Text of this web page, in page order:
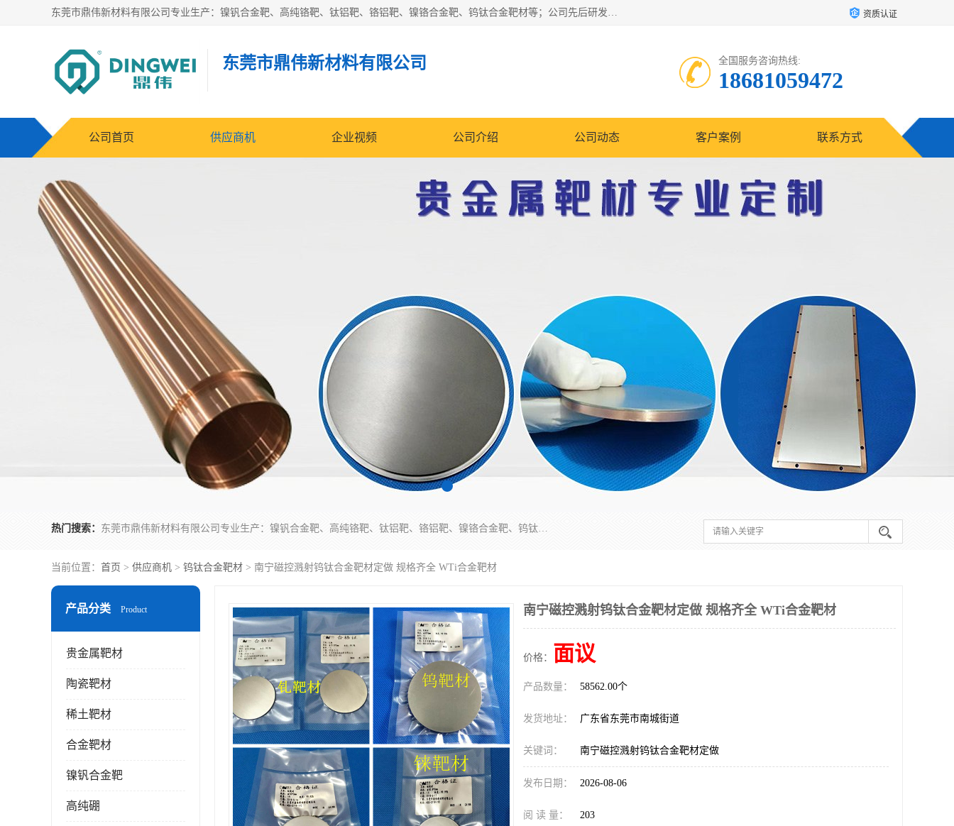
东莞市鼎伟新材料有限公司专业生产：镍钒合金靶、高纯铬靶、钛铝靶、铬铝靶、镍铬合金靶、钨钛合金靶材等；公司先后研发的蒸发材料、溅射靶材系列产品广泛应用到国内外众多知名电子、太阳能企业当中，以较高的性价比，成功发替代了国外进口产品，颇受用户好评。 资质认证
东莞市鼎伟新材料有限公司 全国服务咨询热线:
18681059472
公司首页 供应商机 企业视频 公司介绍 公司动态 客户案例 联系方式
热门搜索： 东莞市鼎伟新材料有限公司专业生产：镍钒合金靶、高纯铬靶、钛铝靶、铬铝靶、镍铬合金靶、钨钛合金靶材等；公司先后研发的蒸发材料、溅射靶材系列产品广泛应用到国内外众多知名电子、太阳能企业当中，以较高的性价比，成功发替代了国外进口产品，颇受用户好评。
当前位置： 首页 > 供应商机 > 钨钛合金靶材 > 南宁磁控溅射钨钛合金靶材定做 规格齐全 WTi合金靶材
产品分类 Product
贵金属靶材
陶瓷靶材
稀土靶材
合金靶材
镍钒合金靶
高纯硼
南宁磁控溅射钨钛合金靶材定做 规格齐全 WTi合金靶材
价格： 面议
产品数量： 58562.00个
发货地址： 广东省东莞市南城街道
关键词： 南宁磁控溅射钨钛合金靶材定做
发布日期： 2026-08-06
阅 读 量： 203